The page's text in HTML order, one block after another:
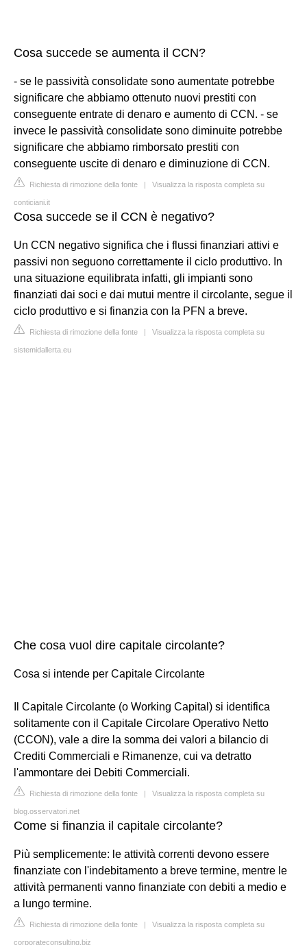
Cosa succede se aumenta il CCN?
- se le passività consolidate sono aumentate potrebbe
significare che abbiamo ottenuto nuovi prestiti con
conseguente entrate di denaro e aumento di CCN. - se
invece le passività consolidate sono diminuite potrebbe
significare che abbiamo rimborsato prestiti con
conseguente uscite di denaro e diminuzione di CCN.
Richiesta di rimozione della fonte | Visualizza la risposta completa su
conticiani.it
Cosa succede se il CCN è negativo?
Un CCN negativo significa che i flussi finanziari attivi e
passivi non seguono correttamente il ciclo produttivo. In
una situazione equilibrata infatti, gli impianti sono
finanziati dai soci e dai mutui mentre il circolante, segue il
ciclo produttivo e si finanzia con la PFN a breve.
Richiesta di rimozione della fonte | Visualizza la risposta completa su
sistemidallerta.eu
Che cosa vuol dire capitale circolante?
Cosa si intende per Capitale Circolante
Il Capitale Circolante (o Working Capital) si identifica
solitamente con il Capitale Circolare Operativo Netto
(CCON), vale a dire la somma dei valori a bilancio di
Crediti Commerciali e Rimanenze, cui va detratto
l'ammontare dei Debiti Commerciali.
Richiesta di rimozione della fonte | Visualizza la risposta completa su
blog.osservatori.net
Come si finanzia il capitale circolante?
Più semplicemente: le attività correnti devono essere
finanziate con l'indebitamento a breve termine, mentre le
attività permanenti vanno finanziate con debiti a medio e
a lungo termine.
Richiesta di rimozione della fonte | Visualizza la risposta completa su
corporateconsulting.biz